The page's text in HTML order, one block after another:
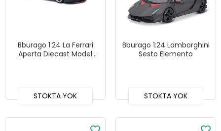
Bburago 1:24 La Ferrari
Aperta Diecast Model
STOKTA YOK
Bburago 1:24 Lamborghini
Sesto Elemento
STOKTA YOK